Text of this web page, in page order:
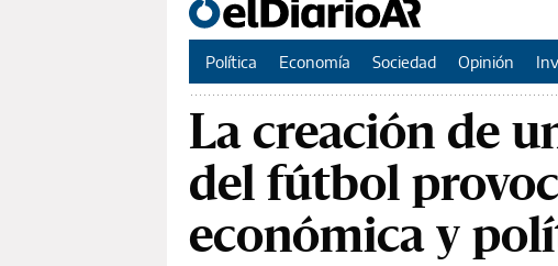
Política Economía Sociedad Opinión
La creación de
del fútbol
económica y